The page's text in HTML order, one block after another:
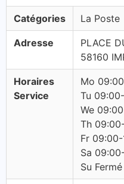
Catégories La Poste
Adresse
PLACE
58160
Horaires
Service
Mo
Tu
We
Th
Fr 09:00-
Sa
Su Fermé